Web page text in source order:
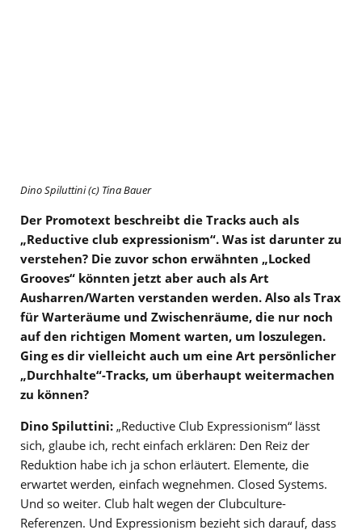
Dino Spiluttini (c) Tina Bauer
Der Promotext beschreibt die Tracks auch als
„Reductive club expressionism“. Was ist darunter zu
verstehen? Die zuvor schon erwähnten „Locked
Grooves“ könnten jetzt aber auch als Art
Ausharren/Warten verstanden werden. Also als Trax
für Warteräume und Zwischenräume, die nur noch
auf den richtigen Moment warten, um loszulegen.
Ging es dir vielleicht auch um eine Art persönlicher
„Durchhalte“-Tracks, um überhaupt weitermachen
zu können?
Dino Spiluttini: „Reductive Club Expressionism“ lässt
sich, glaube ich, recht einfach erklären: Den Reiz der
Reduktion habe ich ja schon erläutert. Elemente, die
erwartet werden, einfach wegnehmen. Closed Systems.
Und so weiter. Club halt wegen der Clubculture-
Referenzen. Und Expressionism bezieht sich darauf, dass